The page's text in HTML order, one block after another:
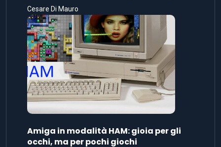
Cesare Di Mauro
Amiga in modalità HAM: gioia per gli
occhi, ma per pochi giochi